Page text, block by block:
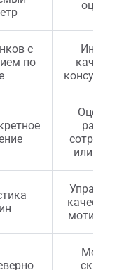
с
по
или